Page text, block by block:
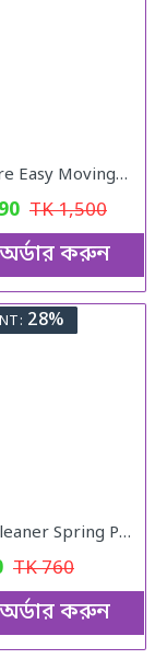
Furniture Easy Moving Tool Set, Heavy Furniture Moving & Lifting System
TK1,500
অর্ডার করুন
28%
Drain Cleaner Spring Pipe
TK760
অর্ডার করুন